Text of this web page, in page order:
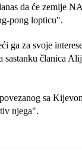
da će zemlje
pong lopticu".
ga za svoje
članica
sa
njega".